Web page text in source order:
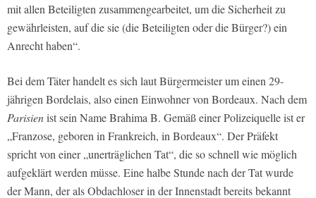
mit allen Beteiligten zusammengearbeitet, um die Sicherheit zu
gewährleisten, auf die sie (die Beteiligten oder die Bürger?) ein
Anrecht haben“.
Bei dem Täter handelt es sich laut Bürgermeister um einen 29-
jährigen Bordelais, also einen Einwohner von Bordeaux. Nach dem
Parisienist sein Name Brahima B. Gemäß einer Polizeiquelle ist er
„Franzose, geboren in Frankreich, in Bordeaux“. Der Präfekt
spricht von einer „unerträglichen Tat“, die so schnell wie möglich
aufgeklärt werden müsse. Eine halbe Stunde nach der Tat wurde
der Mann, der als Obdachloser in der Innenstadt bereits bekannt